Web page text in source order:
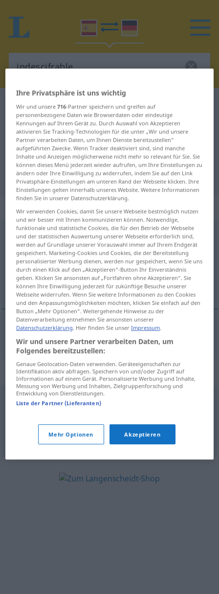
Spanisch-Deutsch Wörterbuch indescifrable
Spanisch-Deutsch Übersetzung für
"indescifrable"
"indescifrable" Deutsch
Übersetzung
„indescifrable“: adjetivo
indescifrable [indesθiˈfraβle]adj
Übersicht aller Übersetzungen
(Für mehr Details die Übersetzung anklicken/antippen)
nicht zu entziffern, unleserlich
nicht zu entziffern, unleserlich indescifrable
Synonyme für "indescifrable"
abstruso,incomprensible,
© OpenThesaurus-es
Ihre Privatsphäre ist uns wichtig
Wir und unsere716-Partner speichern und greifen auf
personenbezogene Daten wie Browserdaten oder eindeutige
Kennungen auf Ihrem Gerät zu. Durch Auswahl von Akzeptieren
aktivieren Sie Tracking-Technologien für die unter „Wir und unsere
Partner verarbeiten Daten, um Ihnen Dienste bereitzustellen“
aufgeführten Zwecke. Wenn Tracker deaktiviert sind, sind manche
Inhalte und Anzeigen möglicherweise nicht mehr so relevant für Sie. Sie
können dieses Menü jederzeit wieder aufrufen, um Ihre Einstellungen zu
ändern oder Ihre Einwilligung zu widerrufen, indem Sie auf den Link
Privatsphäre-Einstellungen am unteren Rand der Webseite klicken. Ihre
Einstellungen gelten innerhalb unseres Website. Weitere Informationen
finden Sie in unserer Datenschutzerklärung.
Wir verwenden Cookies, damit Sie unsere Webseite bestmöglich nutzen
und wir besser mit Ihnen kommunizieren können. Notwendige,
funktionale und statistische Cookies, die für den Betrieb der Webseite
und der statistischen Auswertung unserer Webseite erforderlich sind,
werden auf Grundlage unserer Vorauswahl immer auf Ihrem Endgerät
gespeichert. Marketing-Cookies und Cookies, die der Bereitstellung
personalisierter Werbung dienen, werden nur gespeichert, wenn Sie uns
durch einen Klick auf den „Akzeptieren“-Button Ihr Einverständnis
geben. Klicken Sie ansonsten auf „Fortfahren ohne Akzeptieren“. Sie
können Ihre Einwilligung jederzeit für zukünftige Besuche unserer
Webseite widerrufen. Wenn Sie weitere Informationen zu den Cookies
und den Anpassungsmöglichkeiten möchten, klicken Sie einfach auf den
Button „Mehr Optionen“. Weitergehende Hinweise zu der
Datenverarbeitung entnehmen Sie ansonsten unserer
Datenschutzerklärung. Hier finden Sie unserImpressum.
Wir und unsere Partner verarbeiten Daten, um
Folgendes bereitzustellen:
Genaue Geolocation-Daten verwenden. Geräteeigenschaften zur
Identifikation aktiv abfragen. Speichern von und/oder Zugriff auf
Informationen auf einem Gerät. Personalisierte Werbung und Inhalte,
Messung von Werbung und Inhalten, Zielgruppenforschung und
Entwicklung von Dienstleistungen.
Liste der Partner (Lieferanten)
Mehr Optionen Akzeptieren